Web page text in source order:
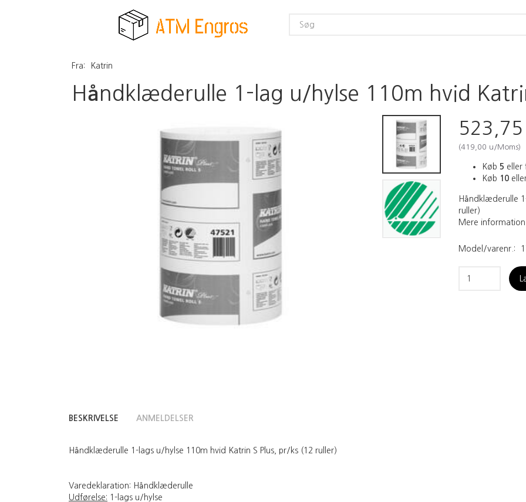
Fra: Katrin
Håndklæderulle 1-lag u/hylse 110m hvid
523,75
(419,00 u/Moms)
Køb 5 eller
Køb 10
Håndklæderulle
ruller)
Mere information
Model/varenr.:
BESKRIVELSE ANMELDELSER
Håndklæderulle 1-lags u/hylse 110m hvid Katrin S Plus, pr/ks (12 ruller)
Varedeklaration: Håndklæderulle
Udførelse: 1-lags u/hylse